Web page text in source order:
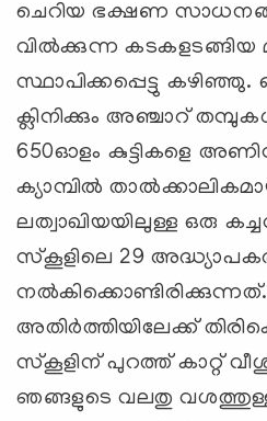
ചെറിയ ഭക്ഷണ
വില്‍ക്കുന്ന കടകളടങ്ങിയ
സ്ഥാപിക്കപ്പെട്ടു
ക്ലിനിക്കും അഞ്ചാറ്
650ഓളം കുട്ടികളെ
ക്യാമ്പില്‍
ലത്വാഖിയയിലുള്ള ഒരു
സ്‌കൂളിലെ 29
അതിര്‍ത്തിയിലേക്ക്
സ്‌കൂളിന് പുറത്ത് കാറ്റ്
ഞങ്ങളുടെ വലതു വശത്തുള്ള